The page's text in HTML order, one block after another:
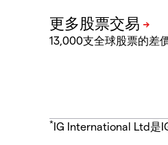
13,000支全球股票的差
*IG International Ltd是